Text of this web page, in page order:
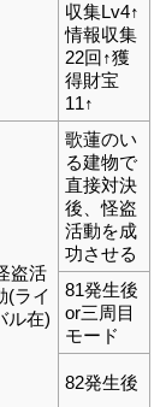
収集Lv4↑
情報収集
22回↑獲
得財宝
11↑
盗活
(ライ
ル在)
歌蓮のい
る建物で
直接対決
後、怪盗
活動を成
功させる
81発生後
or三周目
モード
82発生後